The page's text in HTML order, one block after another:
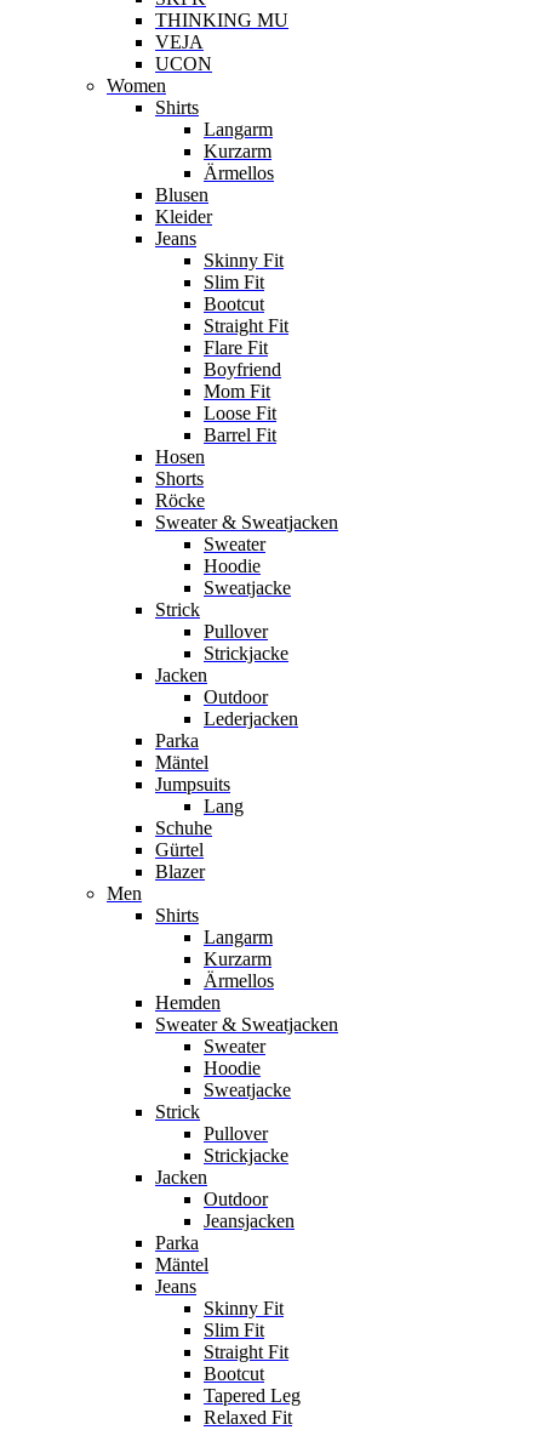
THINKING MU
VEJA
UCON
Women
Shirts
Langarm
Kurzarm
Ärmellos
Blusen
Kleider
Jeans
Skinny Fit
Slim Fit
Bootcut
Straight Fit
Flare Fit
Boyfriend
Mom Fit
Loose Fit
Barrel Fit
Hosen
Shorts
Röcke
Sweater & Sweatjacken
Sweater
Hoodie
Sweatjacke
Strick
Pullover
Strickjacke
Jacken
Outdoor
Lederjacken
Parka
Mäntel
Jumpsuits
Lang
Schuhe
Gürtel
Blazer
Men
Shirts
Langarm
Kurzarm
Ärmellos
Hemden
Sweater & Sweatjacken
Sweater
Hoodie
Sweatjacke
Strick
Pullover
Strickjacke
Jacken
Outdoor
Jeansjacken
Parka
Mäntel
Jeans
Skinny Fit
Slim Fit
Straight Fit
Bootcut
Tapered Leg
Relaxed Fit